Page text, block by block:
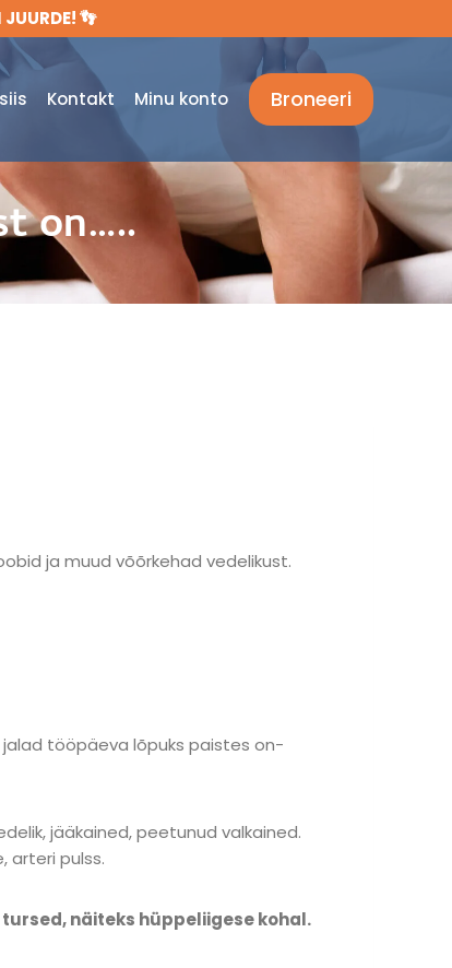
👣
Kontakt Minu konto Broneeri
on…..
ja muud võõrkehad vedelikust.
tööpäeva lõpuks paistes on-
jääkained, peetunud valkained.
arteri pulss.
näiteks hüppeliigese kohal.